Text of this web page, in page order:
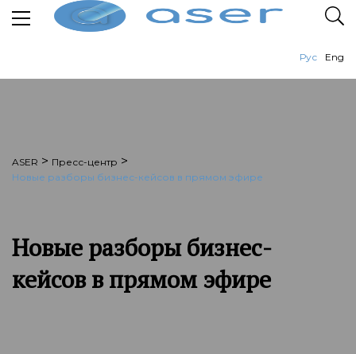
Рус Eng
ASER > Пресс-центр >
Новые разборы бизнес-кейсов в прямом эфире
Новые разборы бизнес-
кейсов в прямом эфире